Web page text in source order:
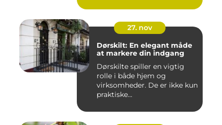
27. nov
Dørskilt: En elegant måde
at markere din indgang
Dørskilte spiller en vigtig
rolle i både hjem og
virksomheder. De er ikke kun
praktiske...